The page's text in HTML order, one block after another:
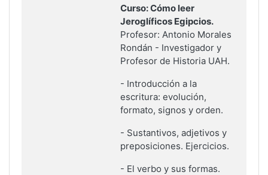
Curso: Cómo leer
Jeroglíficos Egipcios.
Profesor: Antonio Morales
Rondán - Investigador y
Profesor de Historia UAH.
- Introducción a la
escritura: evolución,
formato, signos y orden.
- Sustantivos, adjetivos y
preposiciones. Ejercicios.
- El verbo y sus formas.